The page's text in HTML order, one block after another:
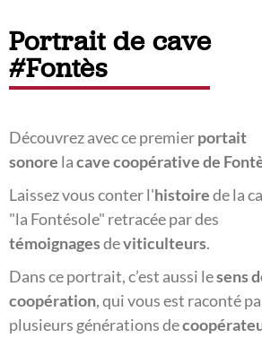
Portrait de cave
#Fontès
Découvrez avec ce premierportait
sonore lacave coopérative de
Laissez vous conter l'histoirede la
"la Fontésole" retracée par des
témoignagesdeviticulteurs.
Dans ce portrait, c’est aussi lesens
coopération, qui vous est raconté
plusieurs générations de